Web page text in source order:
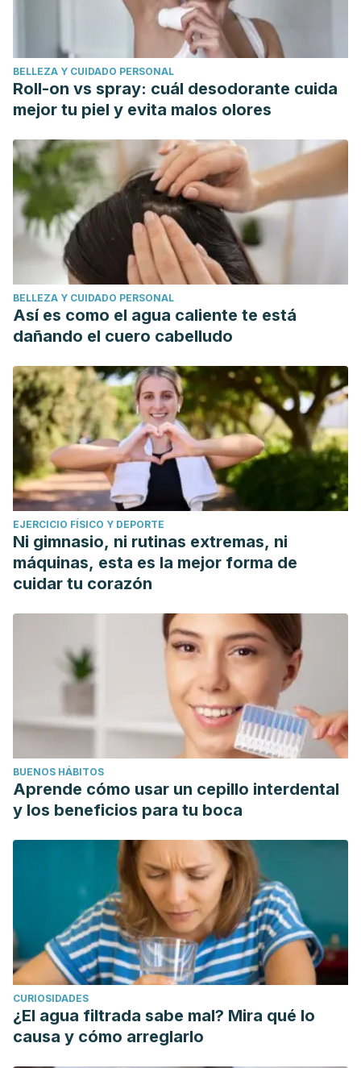
BELLEZA Y CUIDADO PERSONAL
Roll-on vs spray: cuál desodorante cuida
mejor tu piel y evita malos olores
BELLEZA Y CUIDADO PERSONAL
Así es como el agua caliente te está
dañando el cuero cabelludo
EJERCICIO FÍSICO Y DEPORTE
Ni gimnasio, ni rutinas extremas, ni
máquinas, esta es la mejor forma de
cuidar tu corazón
BUENOS HÁBITOS
Aprende cómo usar un cepillo interdental
y los beneficios para tu boca
CURIOSIDADES
¿El agua filtrada sabe mal? Mira qué lo
causa y cómo arreglarlo